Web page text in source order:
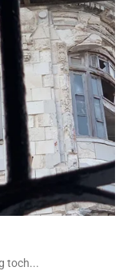
toch...